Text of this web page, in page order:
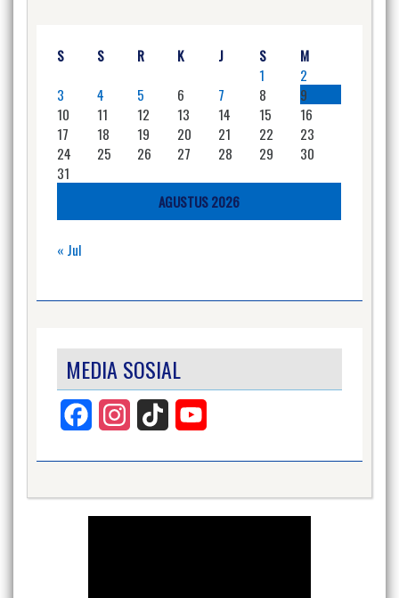
AGUSTUS 2026
S S R K J S
M
1
2
3
4 5 6 7 8
9
10
11 12 13 14 15
16
17
18 19 20 21 22
23
24
25 26 27 28 29
30
31
« Jul
MEDIA SOSIAL
Facebook InstagramTikTok